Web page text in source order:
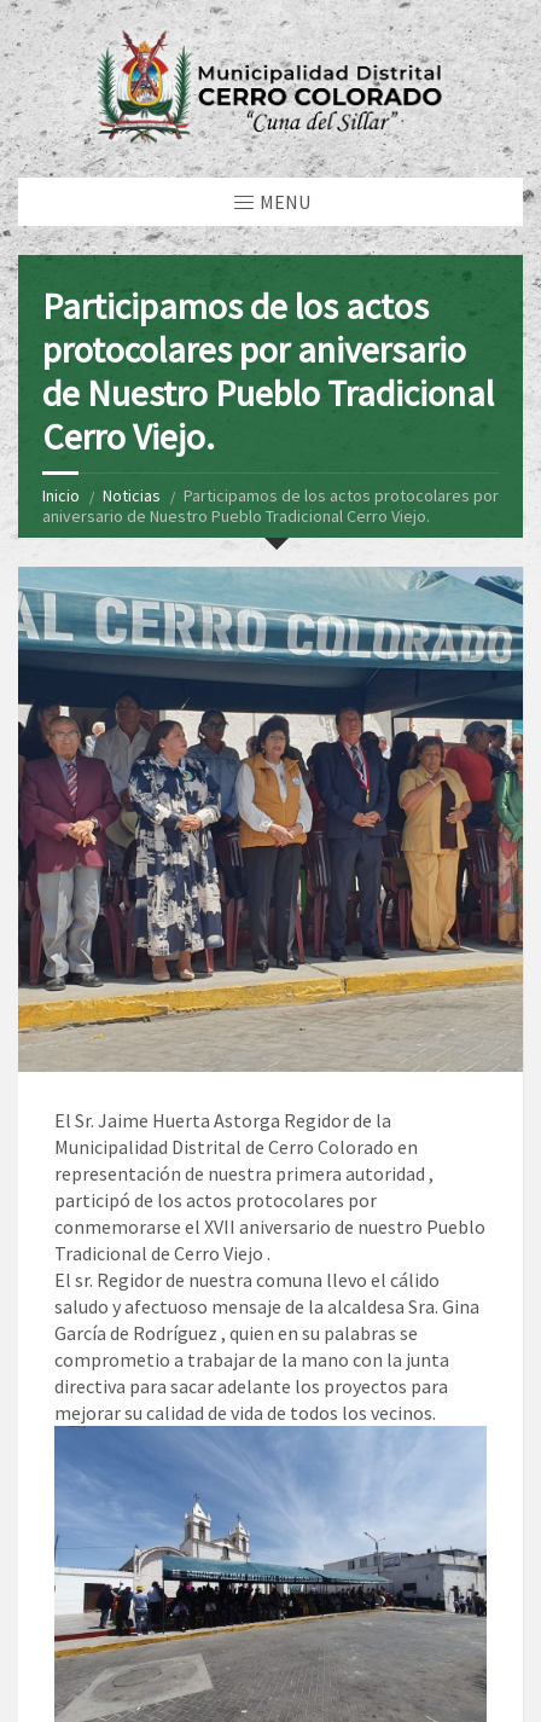
MENU
Participamos de los actos
protocolares por aniversario
de Nuestro Pueblo Tradicional
Cerro Viejo.
Inicio Noticias
Participamos de los actos protocolares por
aniversario de Nuestro Pueblo Tradicional Cerro Viejo.
El Sr. Jaime Huerta Astorga Regidor de la
Municipalidad Distrital de Cerro Colorado en
representación de nuestra primera autoridad ,
participó de los actos protocolares por
conmemorarse el XVII aniversario de nuestro Pueblo
Tradicional de Cerro Viejo .
El sr. Regidor de nuestra comuna llevo el cálido
saludo y afectuoso mensaje de la alcaldesa Sra. Gina
García de Rodríguez , quien en su palabras se
comprometio a trabajar de la mano con la junta
directiva para sacar adelante los proyectos para
mejorar su calidad de vida de todos los vecinos.